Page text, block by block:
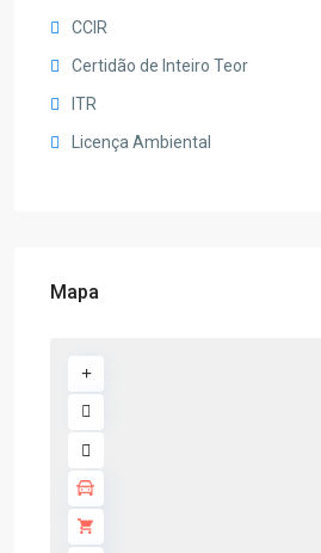
CCIR
Certidão de Inteiro Teor
ITR
Licença Ambiental
Mapa